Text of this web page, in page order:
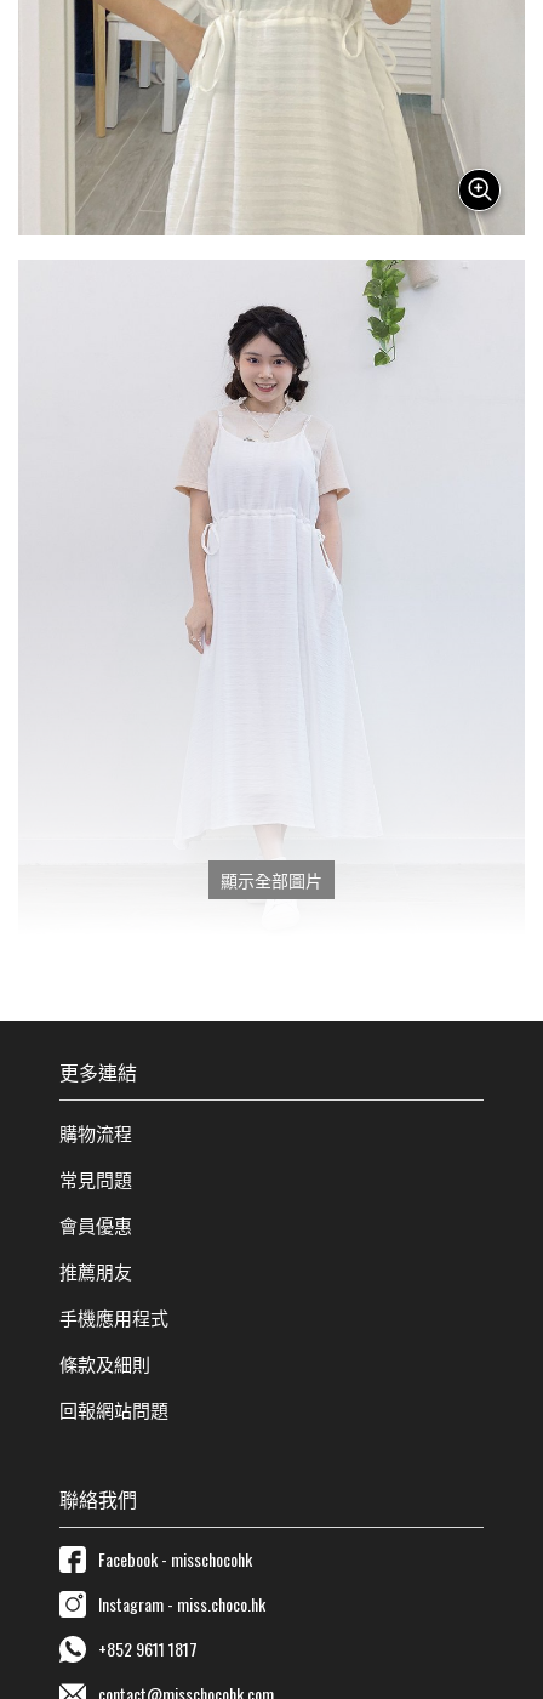
顯示全部圖片
更多連結
購物流程
常見問題
會員優惠
推薦朋友
手機應用程式
條款及細則
回報網站問題
聯絡我們
Facebook - misschocohk
Instagram - miss.choco.hk
+852 9611 1817
contact@misschocohk.com